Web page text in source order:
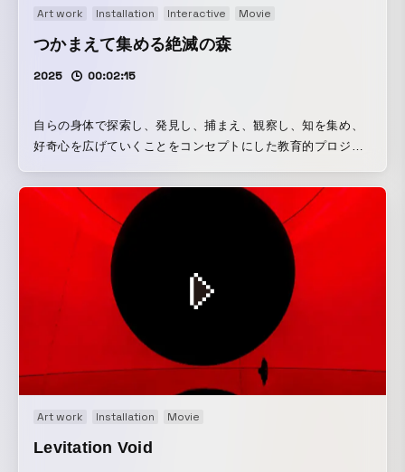
渦は、閉じた箱に移すと一瞬で消えてしまう。つまり、渦
は、それ自体で安定した自らの構造を保っていない。渦は、
環境が生む流れの中にある存在であり、渦の外部から内部
へ、そして内部から外部へと流れ続ける水によってつくられ
続け、流れと共に変化する。そして、その存在の輪郭は曖昧
で、渦も渦の外側も水でできており、その物質的な違いは一
ギーの秩序による存在を「Higher-Order Sculpture」と呼ぼ
う。それは、環境とは切り離せず、環境変化とともに変化す
る。これまでの物体による存在の常識を超越し、中空に存在
を維持し、存在の輪郭が曖昧である。人がその存在の中に身
体ごと入り込んでも存在が維持され、壊れても自らの存在を
修復する。 開いた系を前提とした彫刻である。 この空間に
は、物質は、水と空気とごく普通の石鹸しか存在していな
い。 空間を泡で埋め尽くし、特異な環境を創り、空間にエネ
ルギーの秩序を生み出す。そうすると、泡の海から巨大な塊
が生まれ、浮き上がり、中空に定常する。 現在の生物学上
物と呼んでいる。つまり、全ての生物は、細胞でできてい
Art work Installation Interactive Movie
つかまえて集める絶滅の森
2025 00:02:15
自らの身体で探索し、発見し、捕まえ、観察し、知を集め、
好奇心を広げていくことをコンセプトにした教育的プロジェ
づいたり、触ったりすると、逃げたり、振り向いたりする。
様々な種類の絶滅動物を捕まえ、観察し、自分のコレクショ
ン図鑑をつくっていく。 スマートフォンのカメラで、空間を
歩いている動物を見て、そのカメラに映っている動物に「観
察の目」を放つと、現実の空間に飛ぶ。「観察の目」が動物
に当たると空間からその動物は消え、自分のスマートフォン
に入り、コレクションされる。 捕まえた動物を、カメラで見
えている場所にスワイプすると、リリースされ、その場所に
元に「観察のあみ」が張られる。まわりの人々と協力しなが
ら、身体を使って、動物を「観察のあみ」に追い込むと、動
物は空間から消え、同じように図鑑にコレクションされる。
Art work Installation Movie
Levitation Void